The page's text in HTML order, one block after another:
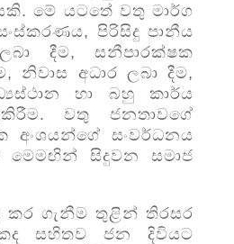
මේ යටතේ වතු මාර්ග
පිරිසිදු පානීය
දීම, සනීපාරක්ෂක
නිවාස අධාර ලබා දීම,
හා බහු කාර්ය
වතු ජනතාවගේ
අංශයන්ගේ සංවර්ධනය
මෙමඟින් සිදුවන සමාජ
කර ගැනීම තුළින් තිරසර
සහිතව ජන දිවියට